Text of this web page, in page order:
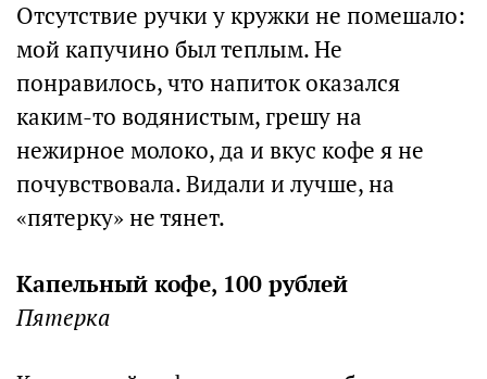
Отсутствие ручки у кружки не помешало:
мой капучино был теплым. Не
понравилось, что напиток оказался
каким-то водянистым, грешу на
нежирное молоко, да и вкус кофе я не
почувствовала. Видали и лучше, на
«пятерку» не тянет.
Капельный кофе, 100 рублей
Пятерка